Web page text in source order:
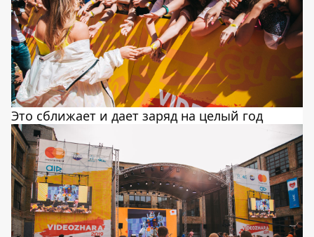
Это сближает и дает заряд на целый год